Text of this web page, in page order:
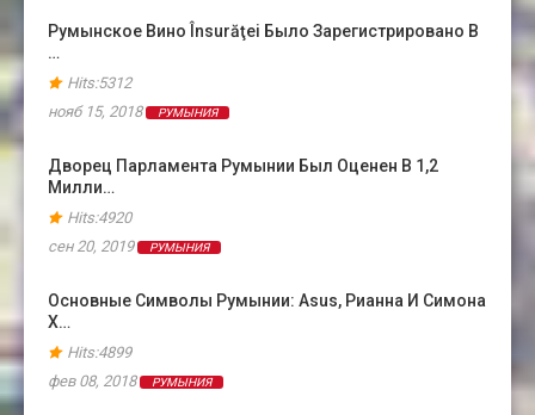
Румынское Вино Însurăţei Было Зарегистрировано В
…
Hits:5312
нояб 15, 2018
РУМЫНИЯ
Дворец Парламента Румынии Был Оценен В 1,2
Милли…
Hits:4920
сен 20, 2019
РУМЫНИЯ
Основные Символы Румынии: Asus, Рианна И Симона
Х…
Hits:4899
фев 08, 2018
РУМЫНИЯ